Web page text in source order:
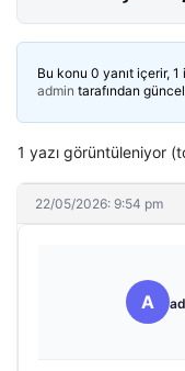
Bu konu 0 yanıt içerir,
admin tarafından
1 yazı görüntüleniyor
22/05/2026: 9:54 pm
A